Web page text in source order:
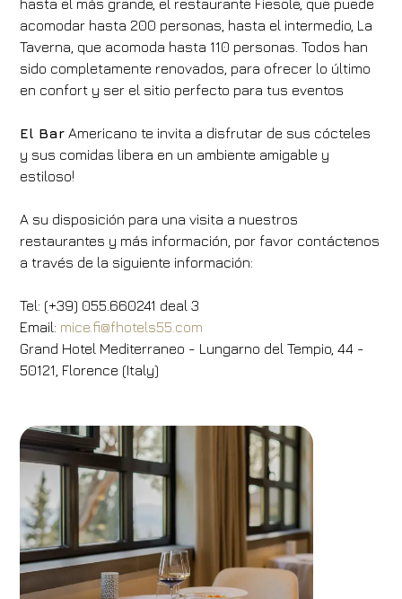
hasta el más grande, el restaurante Fiesole, que puede
acomodar hasta 200 personas, hasta el intermedio, La
Taverna, que acomoda hasta 110 personas. Todos han
sido completamente renovados, para ofrecer lo último
en confort y ser el sitio perfecto para tus eventos
El Bar Americano te invita a disfrutar de sus cócteles
y sus comidas libera en un ambiente amigable y
estiloso!
A su disposición para una visita a nuestros
restaurantes y más información, por favor contáctenos
a través de la siguiente información:
Tel: (+39) 055.660241 deal 3
Email: mice.fi@fhotels55.com
Grand Hotel Mediterraneo - Lungarno del Tempio, 44 -
50121, Florence (Italy)